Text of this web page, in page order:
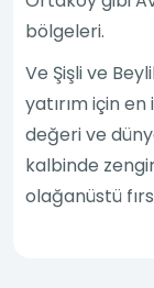
bölgeleri.
Ve Şişli ve
yatırım için
değeri ve
kalbinde
olağanüstü